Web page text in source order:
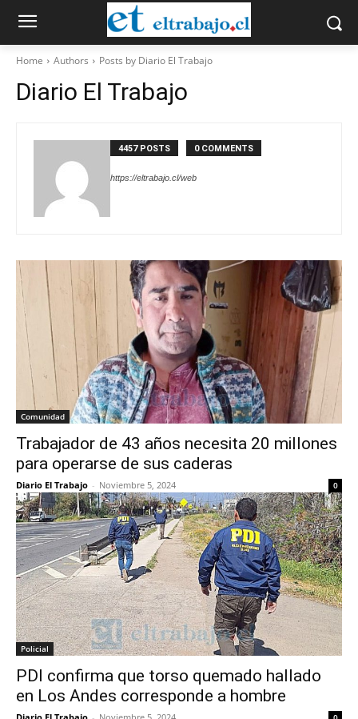
Home Authors Posts by Diario El Trabajo
Diario El Trabajo
4457 POSTS 0 COMMENTS
https://eltrabajo.cl/web
Comunidad
Trabajador de 43 años necesita 20 millones
para operarse de sus caderas
Diario El Trabajo - Noviembre 5, 2024 0
Policial
PDI confirma que torso quemado hallado
en Los Andes corresponde a hombre